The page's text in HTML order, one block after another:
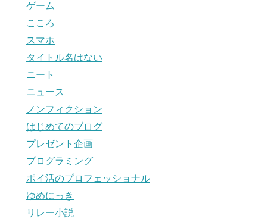
ゲーム
こころ
スマホ
タイトル名はない
ニート
ニュース
ノンフィクション
はじめてのブログ
プレゼント企画
プログラミング
ポイ活のプロフェッショナル
ゆめにっき
リレー小説